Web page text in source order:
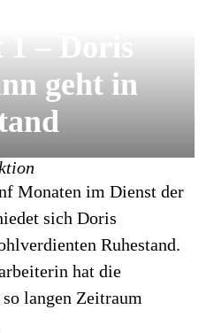
1 – Doris
geht in
Monaten im Dienst der
sich Doris
Ruhestand.
hat die
langen Zeitraum